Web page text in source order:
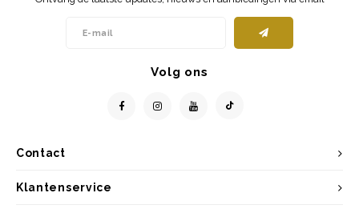
Contact
Volg ons
Klantenservice